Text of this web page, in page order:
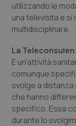
utilizzando le
una televisita e si
multidisciplinare.
La
E un’attività
comunque
svolge a
che hanno
specifico. Essa
durante lo